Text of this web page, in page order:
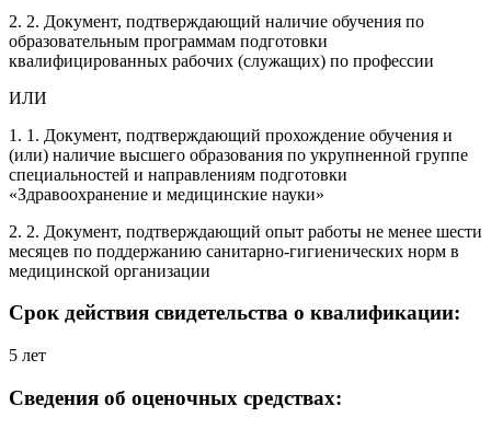
2. 2. Документ, подтверждающий наличие обучения по
образовательным программам подготовки
квалифицированных рабочих (служащих) по профессии
ИЛИ
1. 1. Документ, подтверждающий прохождение обучения и
(или) наличие высшего образования по укрупненной группе
специальностей и направлениям подготовки
«Здравоохранение и медицинские науки»
2. 2. Документ, подтверждающий опыт работы не менее шести
месяцев по поддержанию санитарно-гигиенических норм в
медицинской организации
Срок действия свидетельства о квалификации:
5 лет
Сведения об оценочных средствах: